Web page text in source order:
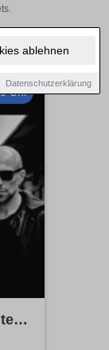
ablehnen
Datenschutzerklärung
Uhr